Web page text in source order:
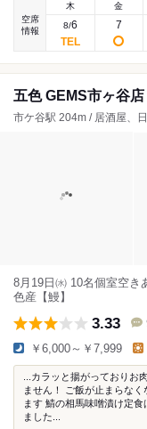
空席
情報
木
8/6
金
7
五色 GEMS市ヶ谷店
市ケ谷駅 204m / 居酒屋、
8月19日㈬ 10名個室空き
色産【鰻】
3.33
￥6,000～￥7,999
...カラッと揚がっておりお
ません！ ご飯が止まらな
ます 鯖の相馬味噌漬け定食
ました...